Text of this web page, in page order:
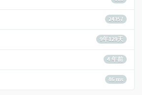
24357
9年129天
4 年前
86 ms